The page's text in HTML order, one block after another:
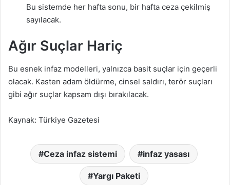
Bu sistemde her hafta sonu, bir hafta ceza çekilmiş
sayılacak.
Ağır Suçlar Hariç
Bu esnek infaz modelleri, yalnızca basit suçlar için geçerli
olacak. Kasten adam öldürme, cinsel saldırı, terör suçları
gibi ağır suçlar kapsam dışı bırakılacak.
Kaynak: Türkiye Gazetesi
Ceza infaz sistemi infaz yasası
Yargı Paketi